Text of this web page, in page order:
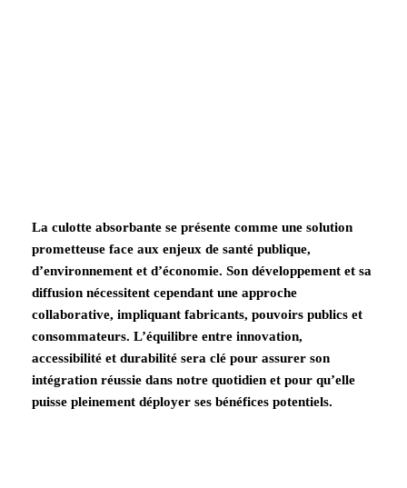
La culotte absorbante se présente comme une solution
prometteuse face aux enjeux de santé publique,
d’environnement et d’économie. Son développement et sa
diffusion nécessitent cependant une approche
collaborative, impliquant fabricants, pouvoirs publics et
consommateurs. L’équilibre entre innovation,
accessibilité et durabilité sera clé pour assurer son
intégration réussie dans notre quotidien et pour qu’elle
puisse pleinement déployer ses bénéfices potentiels.